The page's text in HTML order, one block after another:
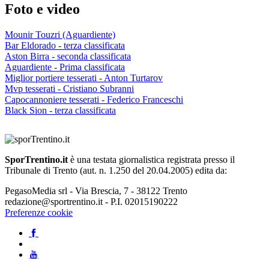
Foto e video
Mounir Touzri (Aguardiente)
Bar Eldorado - terza classificata
Aston Birra - seconda classificata
Aguardiente - Prima classificata
Miglior portiere tesserati - Anton Turtarov
Mvp tesserati - Cristiano Subranni
Capocannoniere tesserati - Federico Franceschi
Black Sion - terza classificata
SporTrentino.it è una testata giornalistica registrata presso il
Tribunale di Trento (aut. n. 1.250 del 20.04.2005) edita da:
PegasoMedia srl - Via Brescia, 7 - 38122 Trento
redazione@sportrentino.it - P.I. 02015190222
Preferenze cookie